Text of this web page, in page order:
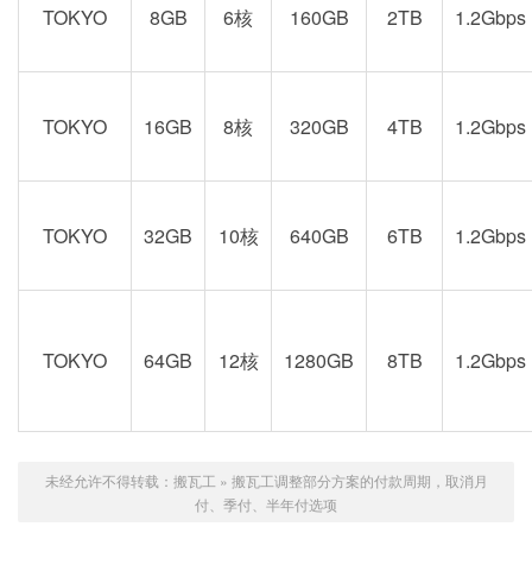
TOKYO 8GB 6核 160GB 2TB 1.2Gbps
TOKYO 16GB 8核 320GB 4TB 1.2Gbps
TOKYO 32GB 10核 640GB 6TB 1.2Gbps
TOKYO 64GB 12核 1280GB 8TB 1.2Gbps
未经允许不得转载： 搬瓦工 » 搬瓦工调整部分方案的付款周期，取消月
付、季付、半年付选项